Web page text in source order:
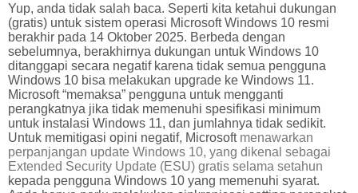
Yup, anda tidak salah baca. Seperti kita ketahui dukungan
(gratis) untuk sistem operasi Microsoft Windows 10 resmi
berakhir pada 14 Oktober 2025. Berbeda dengan
sebelumnya, berakhirnya dukungan untuk Windows 10
ditanggapi secara negatif karena tidak semua pengguna
Windows 10 bisa melakukan upgrade ke Windows 11.
Microsoft “memaksa” pengguna untuk mengganti
perangkatnya jika tidak memenuhi spesifikasi minimum
untuk instalasi Windows 11, dan jumlahnya tidak sedikit.
Untuk memitigasi opini negatif, Microsoft menawarkan
perpanjangan update Windows 10, yang dikenal sebagai
Extended Security Update (ESU) gratis selama setahun
kepada pengguna Windows 10 yang memenuhi syarat.